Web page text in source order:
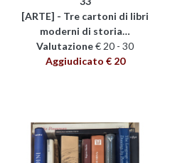
[ARTE] - Tre cartoni di libri
moderni di storia…
Valutazione€ 20 - 30
Aggiudicato € 20